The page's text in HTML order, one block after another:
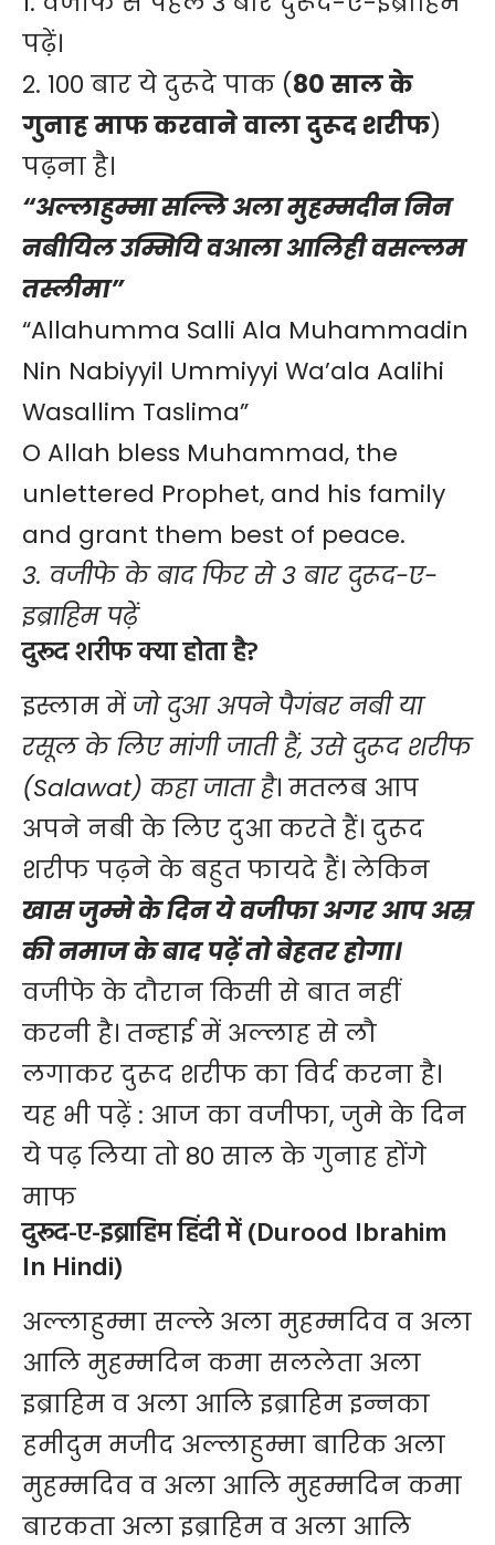
पढ़ें।
2. 100 बार ये दुरूदे पाक (80 साल के
गुनाह माफ करवाने वाला दुरूद शरीफ)
पढ़ना है।
“अल्लाहुम्मा सल्लि अला मुहम्मदीन निन
नबीयिल उम्मियि वआला आलिही वसल्लम
तस्लीमा”
“Allahumma Salli Ala Muhammadin
Nin Nabiyyil Ummiyyi Wa’ala Aalihi
Wasallim Taslima”
O Allah bless Muhammad, the
unlettered Prophet, and his family
and grant them best of peace.
3. वजीफे के बाद फिर से 3 बार दुरूद-ए-
इब्राहिम पढ़ें
दुरूद शरीफ क्या होता है?
इस्लाम मेंजो दुआ अपने पैगंबर नबी या
रसूल के लिए मांगी जाती हैं, उसे दुरूद शरीफ
(Salawat) कहा जाता है। मतलब आप
अपने नबी के लिए दुआ करते हैं। दुरूद
शरीफ पढ़ने के बहुत फायदे हैं। लेकिन
खास जुम्मे के दिन ये वजीफा अगर आप अस्र
की नमाज के बाद पढ़ें तो बेहतर होगा।
वजीफे के दौरान किसी से बात नहीं
करनी है। तन्हाई में अल्लाह से लौ
लगाकर दुरूद शरीफ का विर्द करना है।
यह भी पढ़ें : आज का वजीफा, जुमे के दिन
ये पढ़ लिया तो 80 साल के गुनाह होंगे
माफ
दुरूद-ए-इब्राहिम हिंदी में (Durood Ibrahim
In Hindi)
अल्लाहुम्मा सल्ले अला मुहम्मदिव व अला
आलि मुहम्मदिन कमा सललेता अला
इब्राहिम व अला आलि इब्राहिम इन्नका
हमीदुम मजीद अल्लाहुम्मा बारिक अला
मुहम्मदिव व अला आलि मुहम्मदिन कमा
बारकता अला इब्राहिम व अला आलि